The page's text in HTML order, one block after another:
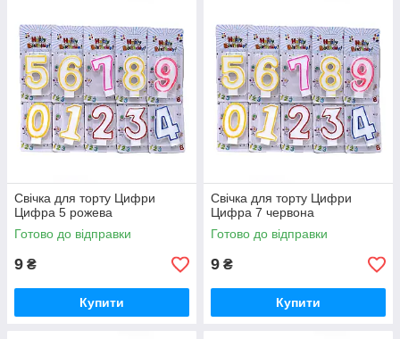
Свічка для торту Цифри
Цифра 5 рожева
Готово до відправки
9 ₴
Купити
Свічка для торту Цифри
Цифра 7 червона
Готово до відправки
9 ₴
Купити